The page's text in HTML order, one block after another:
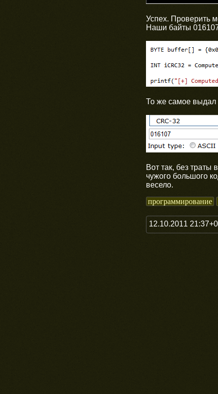
Успех. Проверить
Наши байты
То же самое выдал
Вот так, без траты
чужого большого
весело.
программирование
12.10.2011